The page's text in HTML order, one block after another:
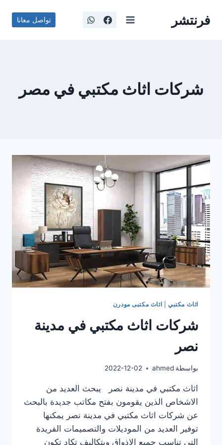
فرنتشر تواصل معانا
شركات اثاث مكتبي في مصر
اثاث مكتبي| اثاث مكتبى مودرن
شركات اثاث مكتبي في مدينة
نصر
بواسطة ahmed
2022-12-02
اثاث مكتبي في مدينة نصر يبحث العديد من
الاشخاص الذين يقومون بفتح مكاتب جديدة بالبحث
عن شركات اثاث مكتبي في مدينة نصر يمكنها
توفير العديد من الموديلات والتصميمات الفريدة
التى تناسب جميع الاذواق وبتكاليف تكاد تكون